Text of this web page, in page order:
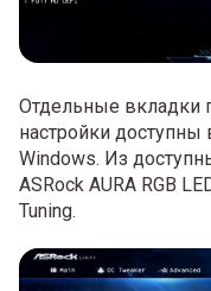
Отдельные вкладки
настройки
Windows. Из
ASRock AURA RGB
Tuning.